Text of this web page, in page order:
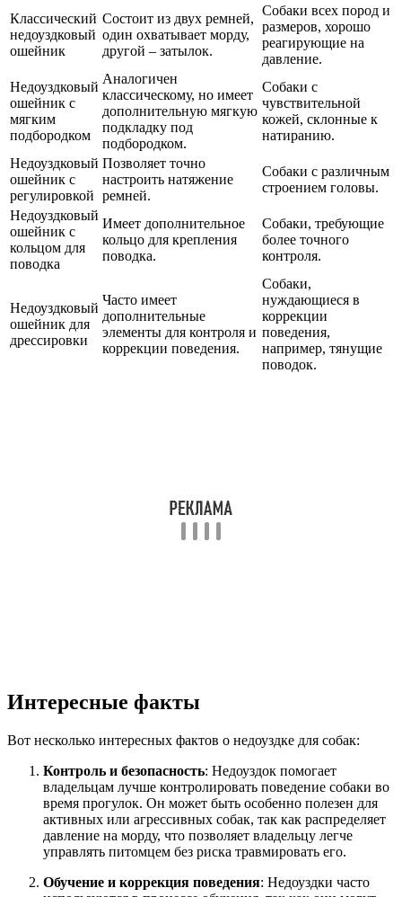
Классический
недоуздковый
ошейник
Состоит из двух ремней,
один охватывает морду,
другой – затылок.
Собаки всех пород и
размеров, хорошо
реагирующие на
давление.
Недоуздковый
ошейник с
мягким
подбородком
Аналогичен
классическому, но имеет
дополнительную мягкую
подкладку под
подбородком.
Собаки с
чувствительной
кожей, склонные к
натиранию.
Недоуздковый
ошейник с
регулировкой
Позволяет точно
настроить натяжение
ремней.
Собаки с различным
строением головы.
Недоуздковый
ошейник с
кольцом для
поводка
Имеет дополнительное
кольцо для крепления
поводка.
Собаки, требующие
более точного
контроля.
Недоуздковый
ошейник для
дрессировки
Часто имеет
дополнительные
элементы для контроля и
коррекции поведения.
Собаки,
нуждающиеся в
коррекции
поведения,
например, тянущие
поводок.
Интересные факты
Вот несколько интересных фактов о недоуздке для собак:
Контроль и безопасность: Недоуздок помогает
владельцам лучше контролировать поведение собаки во
время прогулок. Он может быть особенно полезен для
активных или агрессивных собак, так как распределяет
давление на морду, что позволяет владельцу легче
управлять питомцем без риска травмировать его.
Обучение и коррекция поведения: Недоуздки часто